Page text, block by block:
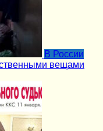
В России
вещами